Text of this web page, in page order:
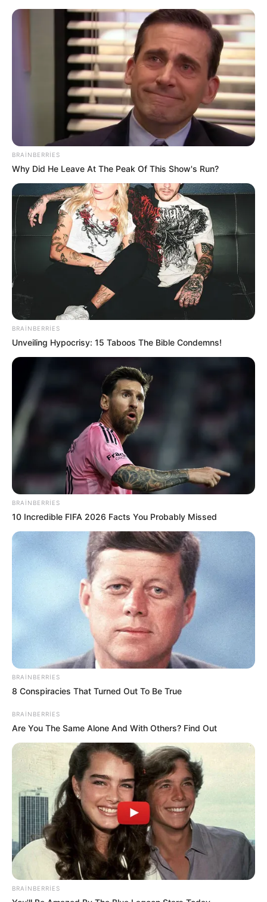
Zakir Həsənov Hava Döyüş
Komandanlığına tapşırıqlar verdi -
VİDEO
güclü külək
15:48 / 05 Avqust 2026 CƏMİYYƏT
Güclü külək əsəcək - Xəbərdarlıq
12:31 / 05 Avqust 2026 CƏMİYYƏT
Sabah Bakıdayağış yağacaq, güclü külək
11:21 / 03 Avqust 2026
Hava bu tarixdənsərinləyəcək
15749 0
BRAINBERRIES
Why Did He Leave At The Peak Of This Show's Run?
BRAINBERRIES
Unveiling Hypocrisy: 15 Taboos The Bible Condemns!
BRAINBERRIES
10 Incredible FIFA 2026 Facts You Probably Missed
BRAINBERRIES
8 Conspiracies That Turned Out To Be True
BRAINBERRIES
Are You The Same Alone And With Others? Find Out
BRAINBERRIES